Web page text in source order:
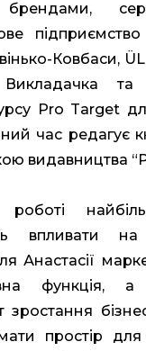
брендами,
Ковбаси,
та
Pro Target
час редагує
видавництва
впливати на
Анастасії
функція, а
зростання
простір для